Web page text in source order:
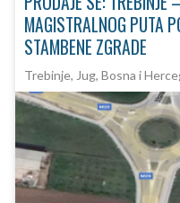
MAGISTRALNOG PUTA
STAMBENE ZGRADE
Trebinje, Jug, Bosna i